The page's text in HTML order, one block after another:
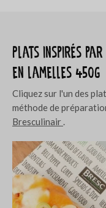
Plats inspirés
en lamelles 450g
Cliquez sur l'un des
méthode de
Bresculinair .